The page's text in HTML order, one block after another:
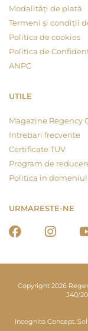
Modalități de plată
Termeni și condiții
Politica de cookies
Politica de
ANPC
UTILE
Magazine Regency
Intrebari frecvente
Certificate TUV
Program de
Politica in
URMARESTE-NE
Copyright 2026
J40/
Incognito Concept.